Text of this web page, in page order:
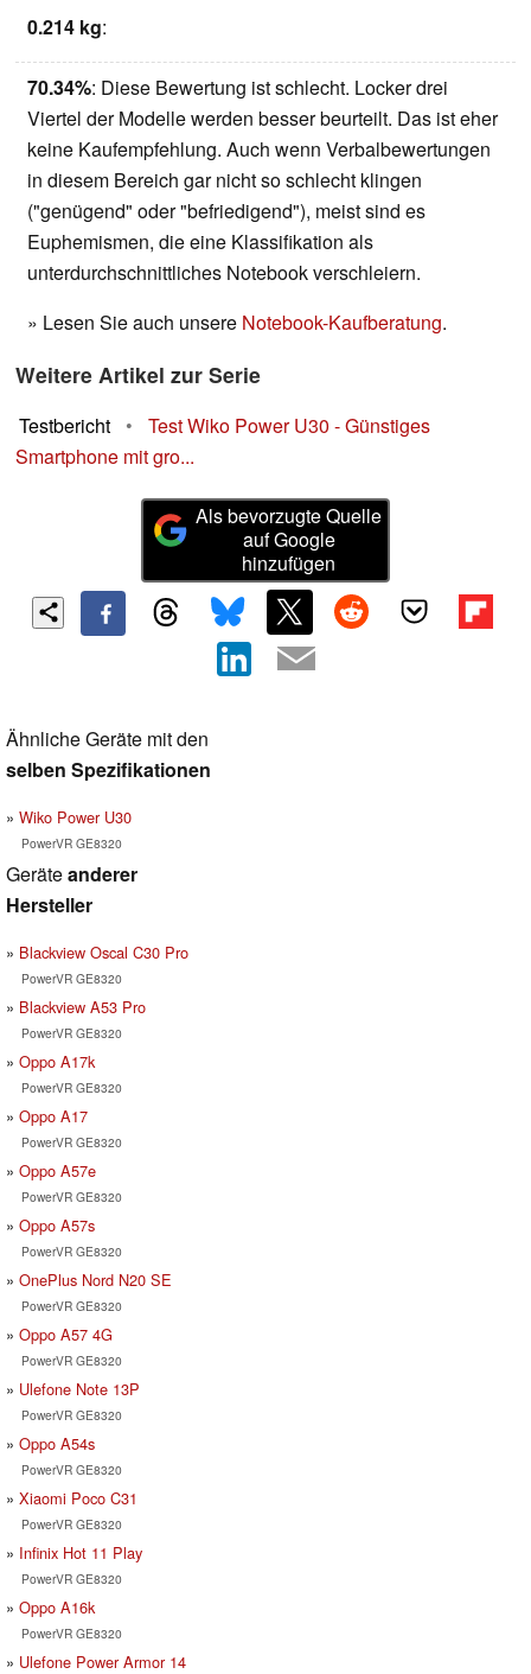
0.214 kg:
70.34%: Diese Bewertung ist schlecht. Locker drei
Viertel der Modelle werden besser beurteilt. Das ist eher
keine Kaufempfehlung. Auch wenn Verbalbewertungen
in diesem Bereich gar nicht so schlecht klingen
("genügend" oder "befriedigend"), meist sind es
Euphemismen, die eine Klassifikation als
unterdurchschnittliches Notebook verschleiern.
» Lesen Sie auch unsere Notebook-Kaufberatung.
Weitere Artikel zur Serie
Testbericht •
Test Wiko Power U30 - Günstiges
Smartphone mit gro...
Als bevorzugte Quelle
auf Google
hinzufügen
Ähnliche Geräte mit den
selben Spezifikationen
Wiko Power U30
PowerVR GE8320
Geräteanderer
Hersteller
Blackview Oscal C30 Pro
PowerVR GE8320
Blackview A53 Pro
PowerVR GE8320
Oppo A17k
PowerVR GE8320
Oppo A17
PowerVR GE8320
Oppo A57e
PowerVR GE8320
Oppo A57s
PowerVR GE8320
OnePlus Nord N20 SE
PowerVR GE8320
Oppo A57 4G
PowerVR GE8320
Ulefone Note 13P
PowerVR GE8320
Oppo A54s
PowerVR GE8320
Xiaomi Poco C31
PowerVR GE8320
Infinix Hot 11 Play
PowerVR GE8320
Oppo A16k
PowerVR GE8320
Ulefone Power Armor 14